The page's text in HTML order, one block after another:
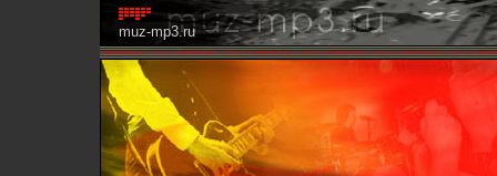
muz-mp3.ru